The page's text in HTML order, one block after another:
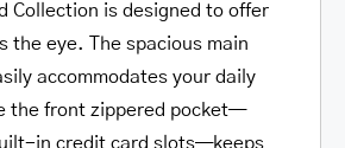
Collection is designed to offer
the eye. The spacious main
accommodates your daily
the front zippered pocket—
in credit card slots—keeps